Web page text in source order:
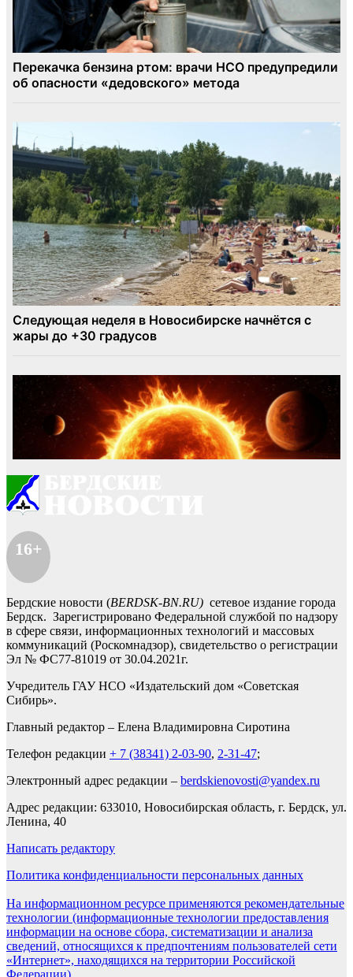
16+
Бердские новости (BERDSK-BN.RU) сетевое издание города
Бердск. Зарегистрировано Федеральной службой по надзору
в сфере связи, информационных технологий и массовых
коммуникаций (Роскомнадзор), свидетельство о регистрации
Эл № ФС77-81019 от 30.04.2021г.
Учредитель ГАУ НСО «Издательский дом «Советская
Сибирь».
Главный редактор – Елена Владимировна Сиротина
Телефон редакции + 7 (38341) 2-03-90, 2-31-47;
Электронный адрес редакции – berdskienovosti@yandex.ru
Адрес редакции: 633010, Новосибирская область, г. Бердск, ул.
Ленина, 40
Написать редактору
Политика конфиденциальности персональных данных
На информационном ресурсе применяются рекомендательные
технологии (информационные технологии предоставления
информации на основе сбора, систематизации и анализа
сведений, относящихся к предпочтениям пользователей сети
«Интернет», находящихся на территории Российской
Федерации).